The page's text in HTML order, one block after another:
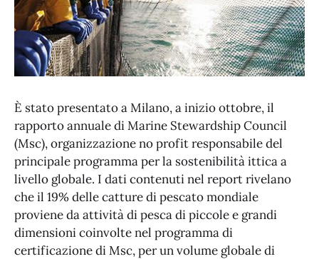
È stato presentato a Milano, a inizio ottobre, il
rapporto annuale di Marine Stewardship Council
(Msc), organizzazione no profit responsabile del
principale programma per la sostenibilità ittica a
livello globale. I dati contenuti nel report rivelano
che il 19% delle catture di pescato mondiale
proviene da attività di pesca di piccole e grandi
dimensioni coinvolte nel programma di
certificazione di Msc, per un volume globale di